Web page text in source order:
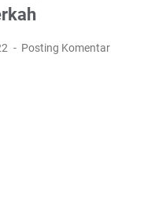
Posting Komentar